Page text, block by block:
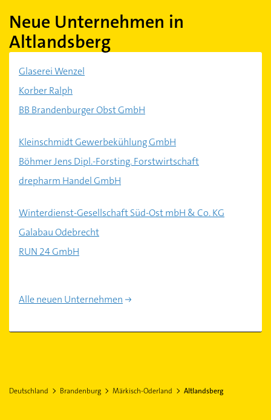
Neue Unternehmen in
Altlandsberg
Glaserei Wenzel
Korber Ralph
BB Brandenburger Obst GmbH
Kleinschmidt Gewerbekühlung GmbH
Böhmer Jens Dipl.-Forsting. Forstwirtschaft
drepharm Handel GmbH
Winterdienst-Gesellschaft Süd-Ost mbH & Co. KG
Galabau Odebrecht
RUN 24 GmbH
Alle neuen Unternehmen
Deutschland Brandenburg Märkisch-Oderland Altlandsberg